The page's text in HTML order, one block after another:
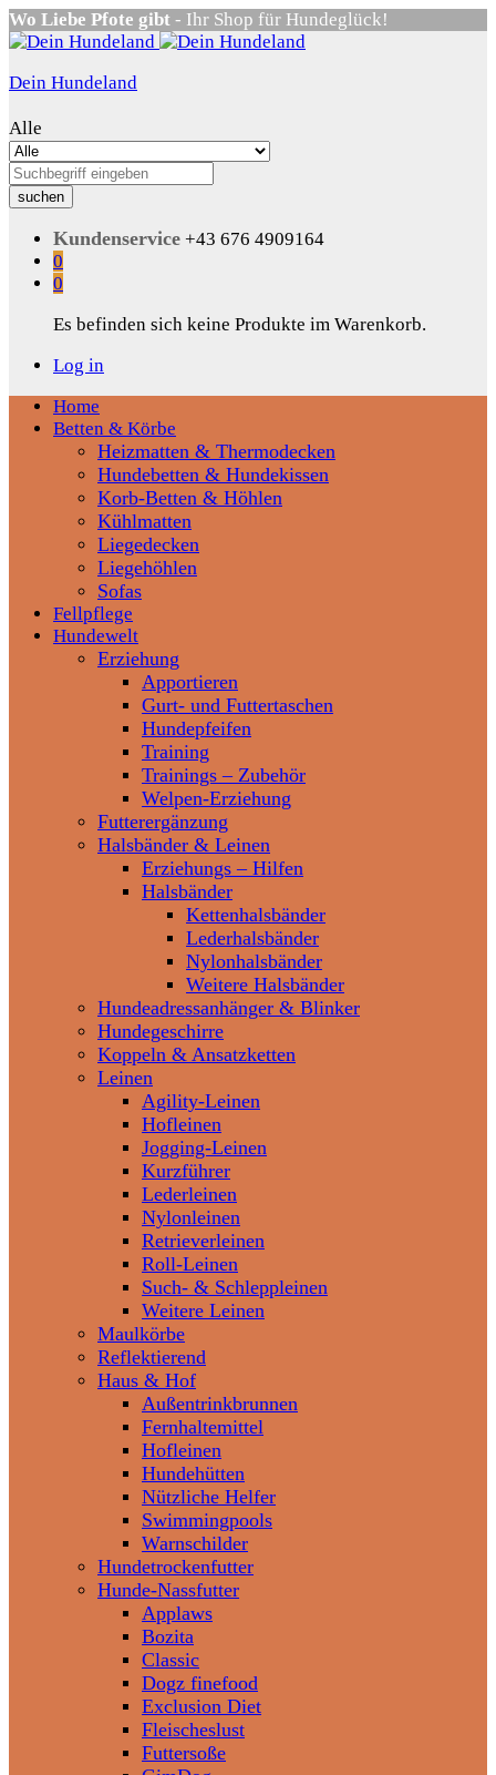
Wo Liebe Pfote gibt - Ihr Shop für Hundeglück!
Dein Hundeland
Alle
suchen
Kundenservice +43 676 4909164
0
0
Es befinden sich keine Produkte im Warenkorb.
Log in
Home
Betten & Körbe
Heizmatten & Thermodecken
Hundebetten & Hundekissen
Korb-Betten & Höhlen
Kühlmatten
Liegedecken
Liegehöhlen
Sofas
Fellpflege
Hundewelt
Erziehung
Apportieren
Gurt- und Futtertaschen
Hundepfeifen
Training
Trainings – Zubehör
Welpen-Erziehung
Futterergänzung
Halsbänder & Leinen
Erziehungs – Hilfen
Halsbänder
Kettenhalsbänder
Lederhalsbänder
Nylonhalsbänder
Weitere Halsbänder
Hundeadressanhänger & Blinker
Hundegeschirre
Koppeln & Ansatzketten
Leinen
Agility-Leinen
Hofleinen
Jogging-Leinen
Kurzführer
Lederleinen
Nylonleinen
Retrieverleinen
Roll-Leinen
Such- & Schleppleinen
Weitere Leinen
Maulkörbe
Reflektierend
Haus & Hof
Außentrinkbrunnen
Fernhaltemittel
Hofleinen
Hundehütten
Nützliche Helfer
Swimmingpools
Warnschilder
Hundetrockenfutter
Hunde-Nassfutter
Applaws
Bozita
Classic
Dogz finefood
Exclusion Diet
Fleischeslust
Futtersoße